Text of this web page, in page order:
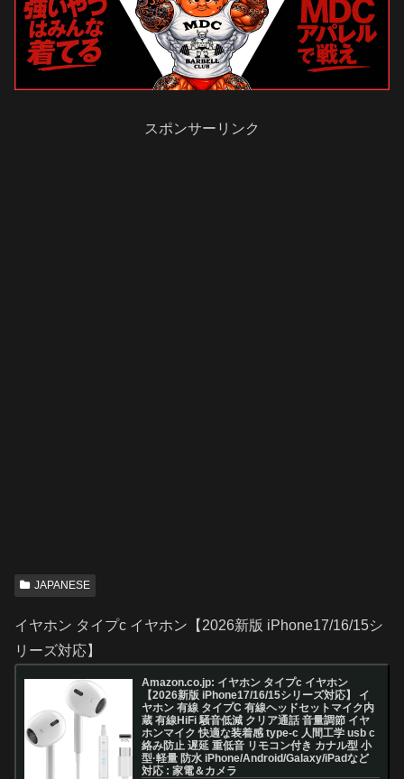
スポンサーリンク
JAPANESE
イヤホン タイプc イヤホン【2026新版 iPhone17/16/15シ
リーズ対応】
Amazon.co.jp: イヤホン タイプc イヤホン
【2026新版 iPhone17/16/15シリーズ対応】 イ
ヤホン 有線 タイプC 有線ヘッドセットマイク内
蔵 有線HiFi 騒音低減 クリア通話 音量調節 イヤ
ホンマイク 快適な装着感 type-c 人間工学 usb c
絡み防止 遅延 重低音 リモコン付き カナル型 小
型·軽量 防水 iPhone/Android/Galaxy/iPadなど
対応 : 家電＆カメラ